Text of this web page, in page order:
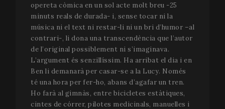
opereta còmica en un sol acte molt breu -25
minuts reals de durada- i, sense tocar ni la
música ni el text ni restar-li ni un bri d’humor –al
contrari-, li dona una transcendència que l’autor
de l’original possiblement ni s’imaginava.
L’argument és senzillíssim. Ha arribat el dia i en
Ben li demanarà per casar-se a la Lucy. Només
té una hora per fer-ho, abans d’agafar un tren.
Ho farà al gimnàs, entre bicicletes estàtiques,
cintes de córrer, pilotes medicinals, manuelles i